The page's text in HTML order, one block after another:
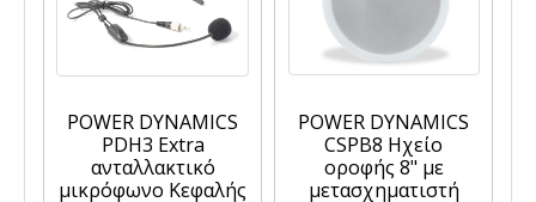
POWER DYNAMICS
PDH3 Extra
ανταλλακτικό
μικρόφωνο Κεφαλής
POWER DYNAMICS
CSPB8 Ηχείο
οροφής 8" με
μετασχηματιστή